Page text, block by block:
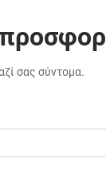
σας σύντομα.